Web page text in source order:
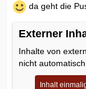
da geht die
Externer
Inhalte von
nicht
Inhalt